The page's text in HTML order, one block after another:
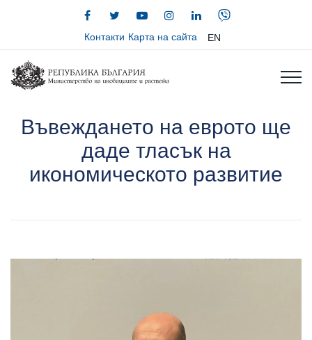
Контакти Карта на сайта EN
Въвеждането на еврото ще
даде тласък на
икономическото развитие